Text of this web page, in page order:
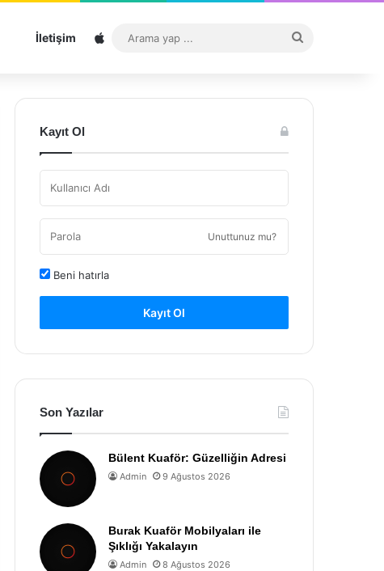
İletişim Sitemap
...
Kayıt Ol
Unuttunuz mu?
Beni hatırla
Kayıt Ol
Son Yazılar
Bülent Kuaför: Güzelliğin Adresi
Admin 9 Ağustos 2026
Burak Kuaför Mobilyaları ile
Şıklığı Yakalayın
Admin 8 Ağustos 2026